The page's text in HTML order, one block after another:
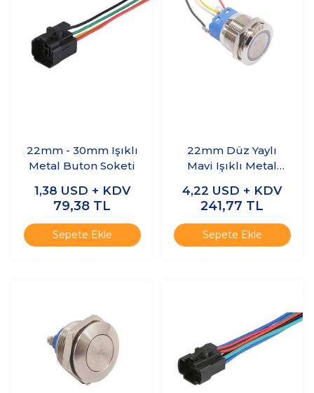
22mm - 30mm Işıklı
Metal Buton Soketi
1,38 USD + KDV
79,38 TL
Sepete Ekle
22mm Düz Yaylı
Mavi Işıklı Metal
4,22 USD + KDV
241,77 TL
Sepete Ekle